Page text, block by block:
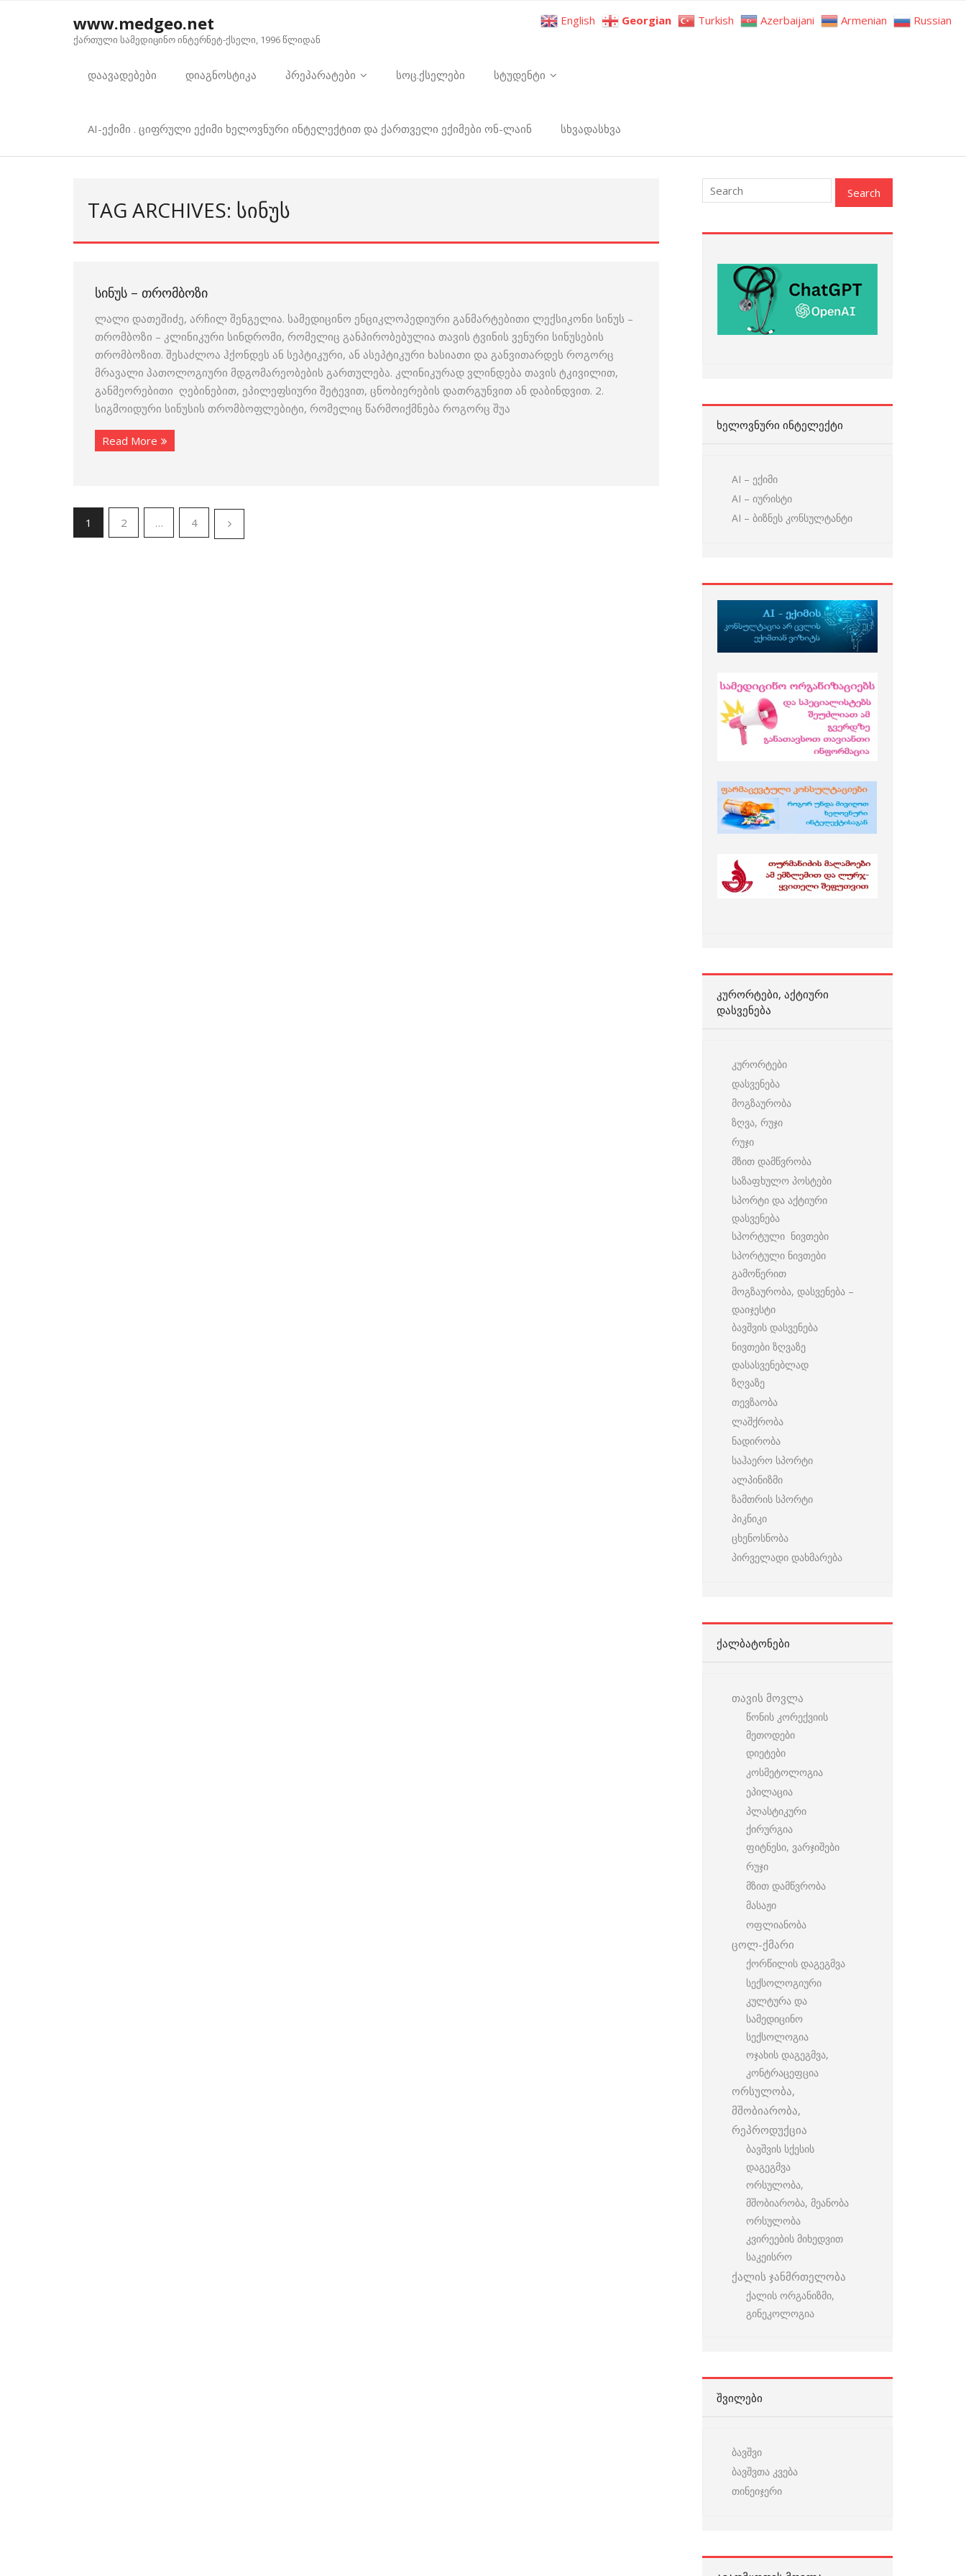
www.medgeo.net
ქართული სამედიცინო ინტერნეტ-ქსელი, 1996 წლიდან
დაავადებები დიაგნოსტიკა პრეპარატები სოც.ქსელები სტუდენტი
AI-ექიმი . ციფრული ექიმი ხელოვნური ინტელექტით და ქართველი ექიმები ონ-ლაინ სხვადასხვა
TAG ARCHIVES: ᲡᲘᲜᲣᲡ
ᲡᲘᲜᲣᲡ – ᲗᲠᲝᲛᲑᲝᲖᲘ
ლალი დათეშიძე, არჩილ შენგელია. სამედიცინო ენციკლოპედიური განმარტებითი ლექსიკონი სინუს –
თრომბოზი – კლინიკური სინდრომი, რომელიც განპირობებულია თავის ტვინის ვენური სინუსების
თრომბოზით. შესაძლოა ჰქონდეს ან სეპტიკური, ან ასეპტიკური ხასიათი და განვითარდეს როგორც
მრავალი პათოლოგიური მდგომარეობების გართულება. კლინიკურად ვლინდება თავის ტკივილით,
განმეორებითი ღებინებით, ეპილეფსიური შეტევით, ცნობიერების დათრგუნვით ან დაბინდვით. 2.
სიგმოიდური სინუსის თრომბოფლებიტი, რომელიც წარმოიქმნება როგორც შუა
Read More
1 2 … 4
ᲮᲔᲚᲝᲕᲜᲣᲠᲘ ᲘᲜᲢᲔᲚᲔᲥᲢᲘ
AI – ექიმი
AI – იურისტი
AI – ბიზნეს კონსულტანტი
ᲙᲣᲠᲝᲠᲢᲔᲑᲘ, ᲐᲥᲢᲘᲣᲠᲘ
ᲓᲐᲡᲕᲔᲜᲔᲑᲐ
კურორტები
დასვენება
მოგზაურობა
ზღვა, რუჯი
რუჯი
მზით დამწვრობა
საზაფხულო პოსტები
სპორტი და აქტიური
დასვენება
სპორტული ნივთები
სპორტული ნივთები
გამოწერით
მოგზაურობა, დასვენება –
დაიჯესტი
ბავშვის დასვენება
ნივთები ზღვაზე
დასასვენებლად
ზღვაზე
თევზაობა
ლაშქრობა
ნადირობა
საჰაერო სპორტი
ალპინიზმი
ზამთრის სპორტი
პიკნიკი
ცხენოსნობა
პირველადი დახმარება
ᲥᲐᲚᲑᲐᲢᲝᲜᲔᲑᲘ
თავის მოვლა
წონის კორექვიის
მეთოდები
დიეტები
კოსმეტოლოგია
ეპილაცია
პლასტიკური
ქირურგია
ფიტნესი, ვარჯიშები
რუჯი
მზით დამწვრობა
მასაჟი
ოფლიანობა
ცოლ-ქმარი
ქორწილის დაგეგმვა
სექსოლოგიური
კულტურა და
სამედიცინო
სექსოლოგია
ოჯახის დაგეგმვა,
კონტრაცეფცია
ორსულობა,
მშობიარობა,
რეპროდუქცია
ბავშვის სქესის
დაგეგმვა
ორსულობა,
მშობიარობა, მეანობა
ორსულობა
კვირეების მიხედვით
საკეისრო
ქალის ჯანმრთელობა
ქალის ორგანიზმი,
გინეკოლოგია
ᲨᲕᲘᲚᲔᲑᲘ
ბავშვი
ბავშვთა კვება
თინეიჯერი
English Georgian Turkish Azerbaijani Armenian Russian